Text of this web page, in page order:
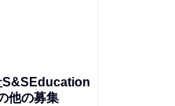
S&SEducation
他の募集